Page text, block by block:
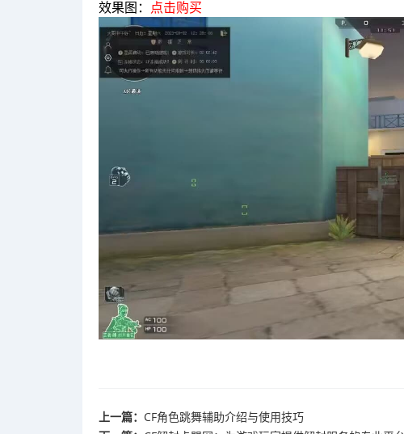
效果图： 点击购买
上一篇： CF角色跳舞辅助介绍与使用技巧